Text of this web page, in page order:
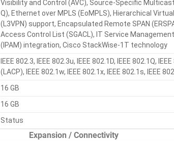
Visibility and Control (AVC), Source-Specific
Q), Ethernet over MPLS (EoMPLS), Hierarchical
(L3VPN) support, Encapsulated Remote SPAN
Access Control List (SGACL), IT Service
(IPAM) integration, Cisco StackWise-1T technology
IEEE 802.3, IEEE 802.3u, IEEE 802.1D, IEEE 802.1Q,
(LACP), IEEE 802.1w, IEEE 802.1x, IEEE 802.1s, IEEE
16 GB
16 GB
Status
Expansion / Connectivity